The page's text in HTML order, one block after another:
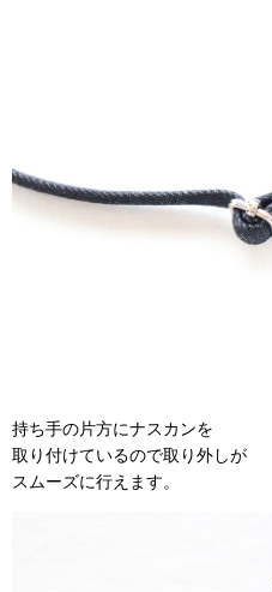
持ち手の片方にナスカンを
取り付けているので取り外しが
スムーズに行えます。